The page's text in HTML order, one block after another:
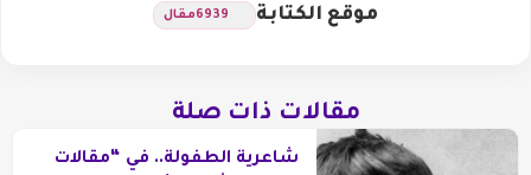
موقع الكتابة 6939مقال
مقالات ذات صلة
شاعرية الطفولة.. في “مقالات